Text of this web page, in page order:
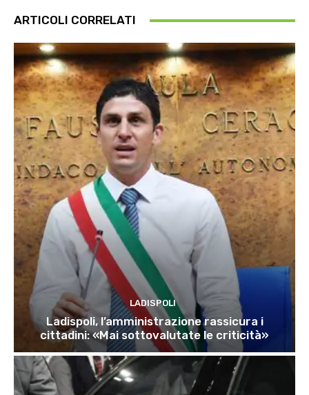
ARTICOLI CORRELATI
LADISPOLI
Ladispoli, l’amministrazione rassicura i
cittadini: «Mai sottovalutate le criticità»